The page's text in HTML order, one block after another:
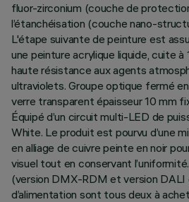
fluor-zirconium (couche de
l’étanchéisation (couche nano-
L'étape suivante de peinture est
une peinture acrylique liquide, cuite
haute résistance aux agents
ultraviolets. Groupe optique fermé
verre transparent épaisseur 10 mm
Équipé d’un circuit multi-LED de
White. Le produit est pourvu d’une
en alliage de cuivre peinte en noir
visuel tout en conservant
(version DMX-RDM et version DALI
d’alimentation sont tous deux à